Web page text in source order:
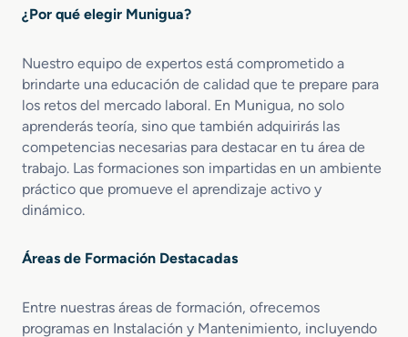
¿Por qué elegir Munigua?
Nuestro equipo de expertos está comprometido a
brindarte una educación de calidad que te prepare para
los retos del mercado laboral. En Munigua, no solo
aprenderás teoría, sino que también adquirirás las
competencias necesarias para destacar en tu área de
trabajo. Las formaciones son impartidas en un ambiente
práctico que promueve el aprendizaje activo y
dinámico.
Áreas de Formación Destacadas
Entre nuestras áreas de formación, ofrecemos
programas en Instalación y Mantenimiento, incluyendo